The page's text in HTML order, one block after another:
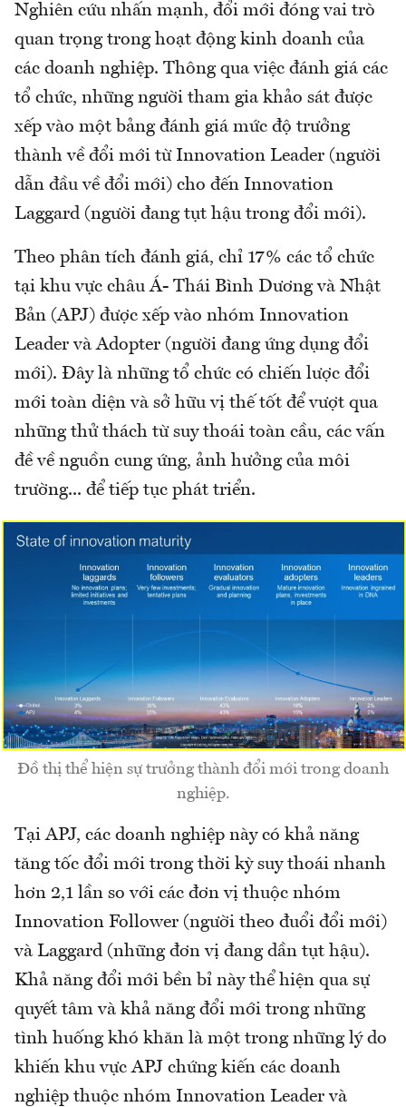
Nghiên cứu nhấn mạnh, đổi mới đóng vai trò
quan trọng trong hoạt động kinh doanh của
các doanh nghiệp. Thông qua việc đánh giá các
tổ chức, những người tham gia khảo sát được
xếp vào một bảng đánh giá mức độ trưởng
thành về đổi mới từ Innovation Leader (người
dẫn đầu về đổi mới) cho đến Innovation
Laggard (người đang tụt hậu trong đổi mới).
Theo phân tích đánh giá, chỉ 17% các tổ chức
tại khu vực châu Á- Thái Bình Dương và Nhật
Bản (APJ) được xếp vào nhóm Innovation
Leader và Adopter (người đang ứng dụng đổi
mới). Đây là những tổ chức có chiến lược đổi
mới toàn diện và sở hữu vị thế tốt để vượt qua
những thử thách từ suy thoái toàn cầu, các vấn
đề về nguồn cung ứng, ảnh hưởng của môi
trường... để tiếp tục phát triển.
Đồ thị thể hiện sự trưởng thành đổi mới trong doanh
nghiệp.
Tại APJ, các doanh nghiệp này có khả năng
tăng tốc đổi mới trong thời kỳ suy thoái nhanh
hơn 2,1 lần so với các đơn vị thuộc nhóm
Innovation Follower (người theo đuổi đổi mới)
và Laggard (những đơn vị đang dần tụt hậu).
Khả năng đổi mới bền bỉ này thể hiện qua sự
quyết tâm và khả năng đổi mới trong những
tình huống khó khăn là một trong những lý do
khiến khu vực APJ chứng kiến các doanh
nghiệp thuộc nhóm Innovation Leader và